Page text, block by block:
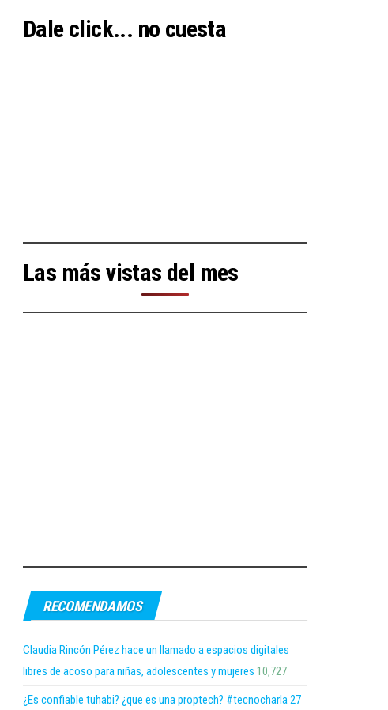
Dale click... no cuesta
Las más vistas del mes
RECOMENDAMOS
Claudia Rincón Pérez hace un llamado a espacios digitales
libres de acoso para niñas, adolescentes y mujeres 10,727
¿Es confiable tuhabi? ¿que es una proptech? #tecnocharla 27